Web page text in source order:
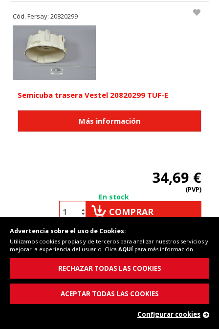
Semicuba trasera Vestel 20820299 TUF-E
34,69 €
(PVP)
En stock
COMPRAR
Cód. Fersay: 20820299
[1-24] de 994
Ordenar por:
Advertencia sobre el uso de Cookies:
Utilizamos cookies propias y de terceros para analizar nuestros servicios y
mejorar la experiencia del usuario. Clica AQUÍ para más información.
RECHAZAR TODAS LAS COOKIES
ACEPTAR TODAS LAS COOKIES
Configurar cookies